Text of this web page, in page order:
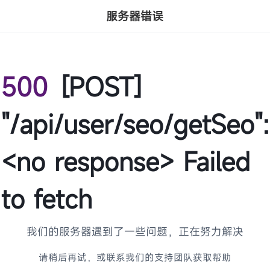
服务器错误
500 [POST]
"/api/user/seo/getSeo":
<no response> Failed
to fetch
我们的服务器遇到了一些问题，正在努力解决
请稍后再试，或联系我们的支持团队获取帮助